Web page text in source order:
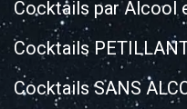
Cocktails par Alcool
Cocktails